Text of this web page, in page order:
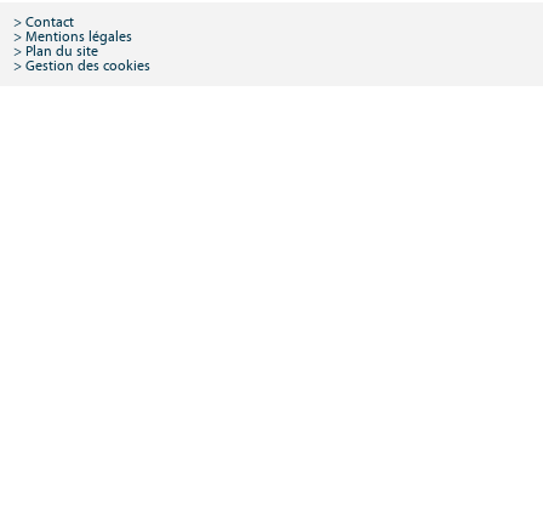
Contact
Mentions légales
Plan du site
Gestion des cookies